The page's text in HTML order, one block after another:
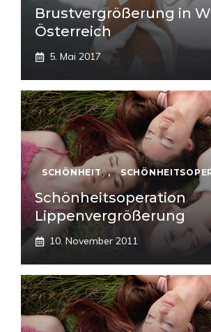
Brustvergrößerung in
Österreich
5. Mai 2017
SCHÖNHEIT ,
Schönheitsoperation
Lippenvergrößerung
10. November 2011